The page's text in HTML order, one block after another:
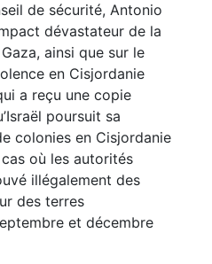
de sécurité, Antonio
dévastateur de la
ainsi que sur le
en Cisjordanie
a reçu une copie
poursuit sa
colonies en Cisjordanie
où les autorités
illégalement des
des terres
et décembre